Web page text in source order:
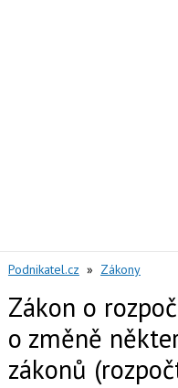
Podnikatel.cz » Zákony
Zákon o
o změně
zákonů